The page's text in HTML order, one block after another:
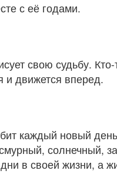
с её годами.
свою судьбу. Кто-
и движется вперед.
каждый новый
солнечный,
в своей жизни, а